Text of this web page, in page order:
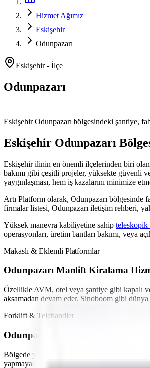
Hizmet Ağımız
Eskişehir
Odunpazarı
Eskişehir- İlçe
Odunpazarı
Eskişehir Odunpazarı bölgesindeki şantiye,
Eskişehir Odunpazarı
Eskişehirilinin en önemli ilçelerinden biri olan
bakımı gibi çeşitli projeler, yüksekte güvenli
yaygınlaşması, hem iş kazalarını minimize
Artı Platform olarak, Odunpazarı bölgesinde
firmalar listesi, Odunpazarı iletişim rehberi,
Yüksek manevra kabiliyetine sahip teleskopik
operasyonları, üretim bantları bakımı, veya
Makaslı & Eklemli Platformlar
Odunpazarı Manlift Kiralama
Özellikle AVM, otel veya şantiye gibi kapalı
aksamadan devam eder. Sinoboom gibi dünya
Forklift & Telehandler
Odunpazarı
Bölgede yoğunlaşan
yapmayan akülü modeller en çok tercih